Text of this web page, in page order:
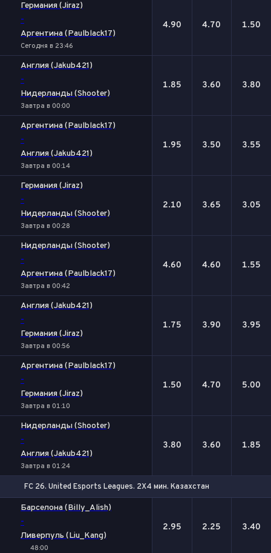
Германия (Jiraz)
-
Аргентина (Paulblack17)
Сегодня в 23:46
4.90 4.70 1.50
Англия (Jakub421)
-
Нидерланды (Shooter)
Завтра в 00:00
1.85 3.60 3.80
Аргентина (Paulblack17)
-
Англия (Jakub421)
Завтра в 00:14
1.95 3.50 3.55
Германия (Jiraz)
-
Нидерланды (Shooter)
Завтра в 00:28
2.10 3.65 3.05
Нидерланды (Shooter)
-
Аргентина (Paulblack17)
Завтра в 00:42
4.60 4.60 1.55
Англия (Jakub421)
-
Германия (Jiraz)
Завтра в 00:56
1.75 3.90 3.95
Аргентина (Paulblack17)
-
Германия (Jiraz)
Завтра в 01:10
1.50 4.70 5.00
Нидерланды (Shooter)
-
Англия (Jakub421)
Завтра в 01:24
3.80 3.60 1.85
FC 26. United Esports Leagues. 2X4 мин. Казахстан
Барселона (Billy_Alish)
-
Ливерпуль (Liu_Kang)
48:00
2.95 2.25 3.40